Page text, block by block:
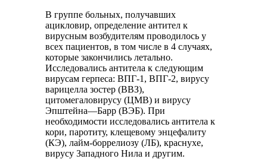
В группе больных, получавших
ацикловир, определение антител к
вирусным возбудителям проводилось у
всех пациентов, в том числе в 4 случаях,
которые закончились летально.
Исследовались антитела к следующим
вирусам герпеса: ВПГ-1, ВПГ-2, вирусу
варицелла зостер (ВВЗ),
цитомегаловирусу (ЦМВ) и вирусу
Эпштейна—Барр (ВЭБ). При
необходимости исследовались антитела к
кори, паротиту, клещевому энцефалиту
(КЭ), лайм-боррелиозу (ЛБ), краснухе,
вирусу Западного Нила и другим.